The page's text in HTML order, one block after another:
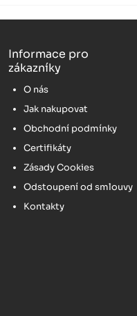
Informace pro
zákazníky
O nás
Jak nakupovat
Obchodní podmínky
Certifikáty
Zásady Cookies
Odstoupení od smlouvy
Kontakty